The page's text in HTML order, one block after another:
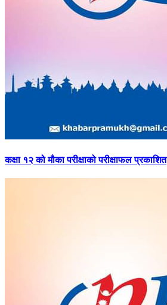
कक्षा१२ को मौका परीक्षाको परीक्षाफल प्रकाशित